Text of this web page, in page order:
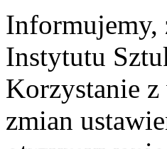
Informujemy,
Instytutu
Korzystanie
zmian